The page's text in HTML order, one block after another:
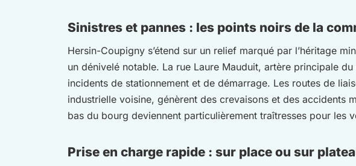
Sinistres et pannes : les points noirs de la
Hersin-Coupigny s’étend sur un relief marqué par l’héritage
un dénivelé notable. La rue Laure Mauduit, artère principale
incidents de stationnement et de démarrage. Les routes de
industrielle voisine, génèrent des crevaisons et des accidents
bas du bourg deviennent particulièrement traîtresses pour les
Prise en charge rapide : sur place ou sur